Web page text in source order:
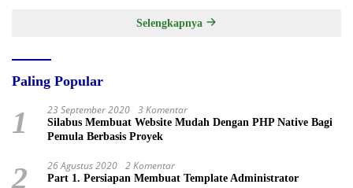
Selengkapnya
Paling Popular
1 23 September 2020 3 Komentar
Silabus Membuat Website Mudah Dengan PHP Native Bagi
Pemula Berbasis Proyek
2 26 Agustus 2020 2 Komentar
Part 1. Persiapan Membuat Template Administrator